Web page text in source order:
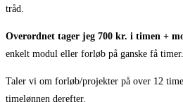
tråd.
Overordnet tager jeg 700 kr. i timen +
enkelt modul eller forløb på ganske få timer.
Taler vi om forløb/projekter på over 12
timelønnen derefter.